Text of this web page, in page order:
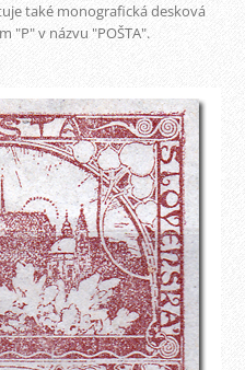
také monografická desková
"P" v názvu "POŠTA".